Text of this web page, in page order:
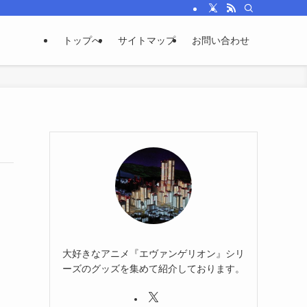
トップへ サイトマップ お問い合わせ
大好きなアニメ『エヴァンゲリオン』シリ
ーズのグッズを集めて紹介しております。